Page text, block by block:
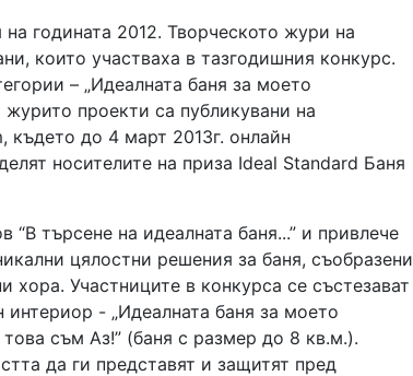
годината 2012. Творческото жури на
които участваха в тазгодишния конкурс.
– „Идеалната баня за моето
проекти са публикувани на
където до 4 март 2013г. онлайн
носителите на приза Ideal Standard Баня
търсене на идеалната баня...” и привлече
цялостни решения за баня, съобразени
хора. Участниците в конкурса се състезават
- „Идеалната баня за моето
съм Аз!” (баня с размер до 8 кв.м.).
да ги представят и защитят пред